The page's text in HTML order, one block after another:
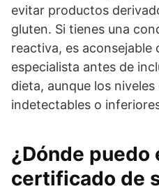
evitar productos
gluten. Si tienes una
reactiva, es
especialista antes de
dieta, aunque los
indetectables o
¿Dónde puedo
certificado de